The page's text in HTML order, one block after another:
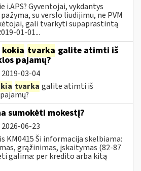
i.APS? Gyventojai, vykdantys
su verslo liudijimu, ne PVM
gali tvarkyti supaprastintą
01-01...
kokia tvarka galite atimti iš
pajamų?
2019-03-04
tvarka galite atimti iš
sumokėti mokestį?
2026-06-23
KM0415 Ši informacija skelbiama:
grąžinimas, įskaitymas (82-87
galima: per kredito arba kitą